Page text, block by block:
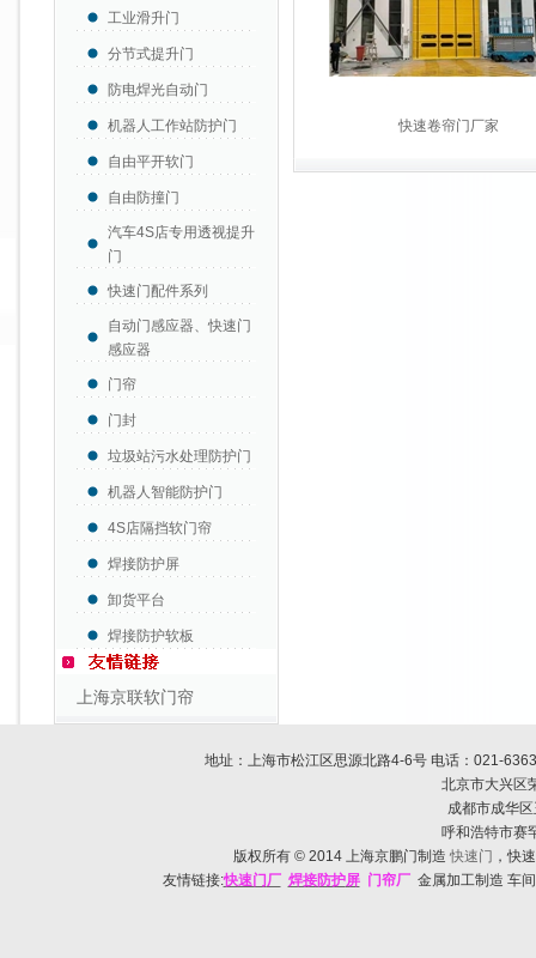
工业滑升门
分节式提升门
防电焊光自动门
机器人工作站防护门
自由平开软门
自由防撞门
汽车4S店专用透视提升
门
快速门配件系列
自动门感应器、快速门
感应器
门帘
门封
垃圾站污水处理防护门
机器人智能防护门
4S店隔挡软门帘
焊接防护屏
卸货平台
焊接防护软板
上海京联软门帘
快速卷帘门厂家
地址：上海市松江区思源北路4-6号 电话： 021-
北京市大兴区
成都市成华区
呼和浩特市赛
版权所有 © 2014 上海京鹏门制造 快速门 ，快
友情链接:快速门 厂 焊接防护屏 门帘厂 金属加工制造 车